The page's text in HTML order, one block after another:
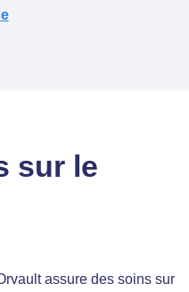
sur le
assure des soins sur